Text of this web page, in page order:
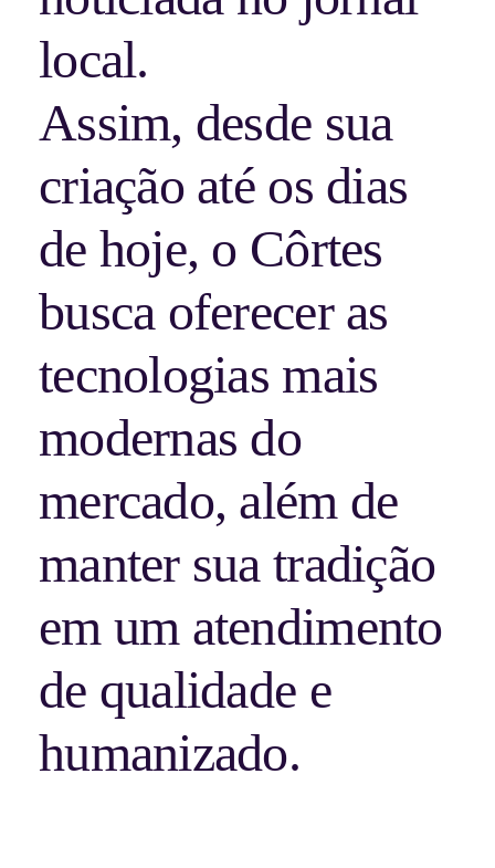
local.
Assim, desde sua
criação até os dias
de hoje, o Côrtes
busca oferecer as
tecnologias mais
modernas do
mercado, além de
manter sua tradição
em um atendimento
de qualidade e
humanizado.